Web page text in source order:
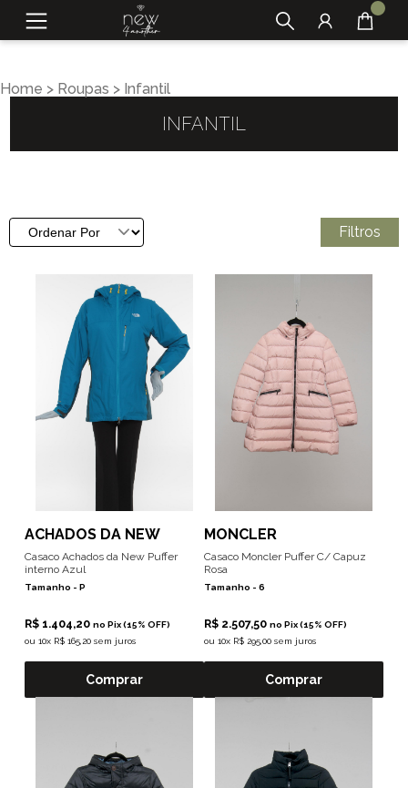
Home > Roupas > Infantil
INFANTIL
Filtros
ACHADOS DA NEW
Casaco Achados da New Puffer
interno Azul
Tamanho - P
R$ 1.404,20 no Pix (15% OFF)
ou 10x R$ 165,20 sem juros
Comprar
MONCLER
Casaco Moncler Puffer C/ Capuz
Rosa
Tamanho - 6
R$ 2.507,50 no Pix (15% OFF)
ou 10x R$ 295,00 sem juros
Comprar